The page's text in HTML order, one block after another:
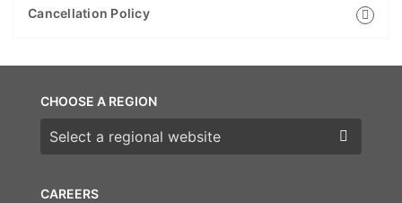
Cancellation Policy
CAREERS
CHOOSE A REGION
Choose a region